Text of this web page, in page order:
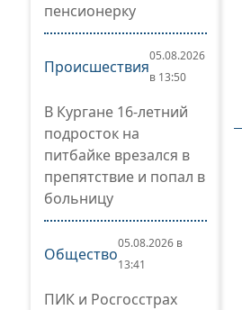
пенсионерку
Происшествия
05.08.2026
в 13:50
В Кургане 16-летний
подросток на
питбайке врезался в
препятствие и попал в
больницу
Общество
05.08.2026 в
13:41
ПИК и Росгосстрах